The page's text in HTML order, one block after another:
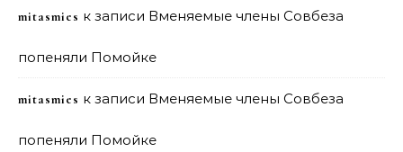
mitasmies к записи Вменяемые члены Совбеза
попеняли Помойке
mitasmies к записи Вменяемые члены Совбеза
попеняли Помойке